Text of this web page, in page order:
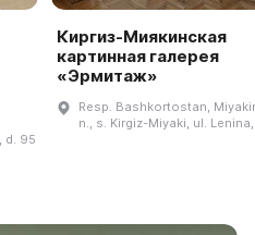
d. 95
Киргиз-Миякинская
картинная галерея
«Эрмитаж»
Resp. Bashkortostan,
n., s. Kirgiz-Miyaki, ul.